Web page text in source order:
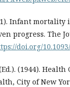
Infant
progress. The
doi.org/
(1944).
City of New